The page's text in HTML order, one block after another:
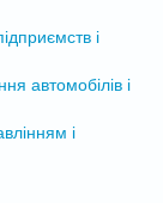
і
автомобілів і
і